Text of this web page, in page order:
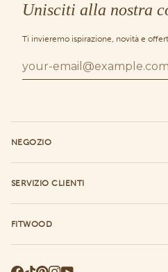
Unisciti alla nostra
Ti invieremo ispirazione, novità e
NEGOZIO
SERVIZIO CLIENTI
FITWOOD